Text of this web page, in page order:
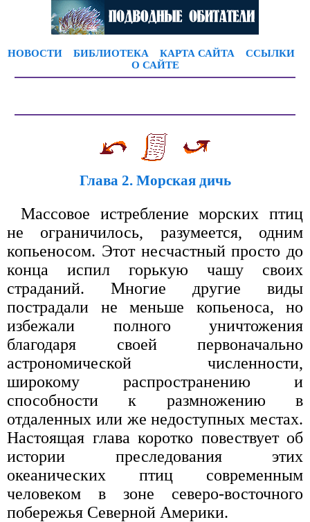
НОВОСТИ БИБЛИОТЕКА КАРТА САЙТА
ССЫЛКИ
О САЙТЕ
Глава 2. Морская дичь
Массовое истребление морских птиц
не ограничилось, разумеется, одним
копьеносом. Этот несчастный просто до
конца испил горькую чашу своих
страданий. Многие другие виды
пострадали не меньше копьеноса, но
избежали полного уничтожения
благодаря своей первоначально
астрономической численности,
широкому распространению и
способности к размножению в
отдаленных или же недоступных местах.
Настоящая глава коротко повествует об
истории преследования этих
океанических птиц современным
человеком в зоне северо-восточного
побережья Северной Америки.